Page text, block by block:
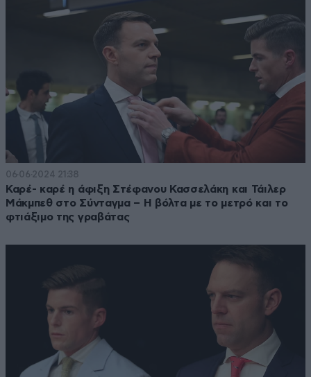
06·06·2024 21:38
Καρέ- καρέ η άφιξη Στέφανου Κασσελάκη και Τάιλερ
Μάκμπεθ στο Σύνταγμα – Η βόλτα με το μετρό και το
φτιάξιμο της γραβάτας